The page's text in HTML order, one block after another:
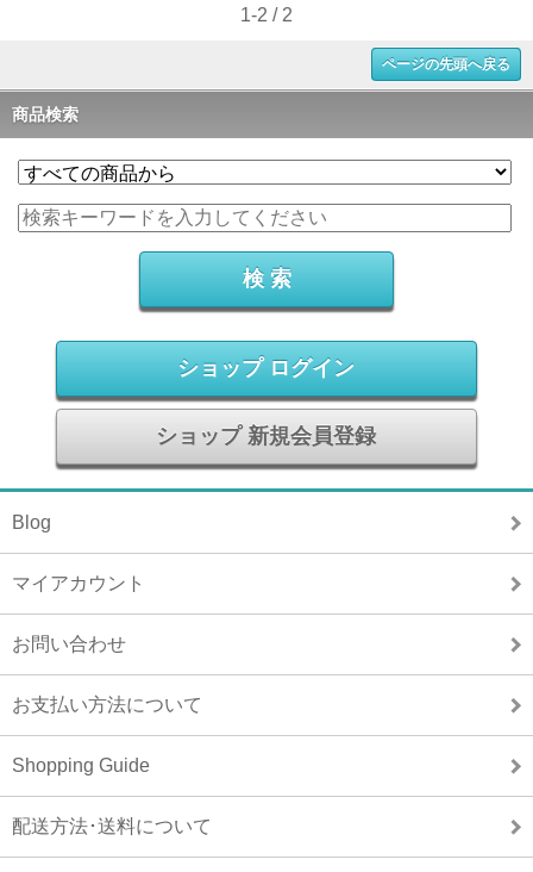
1-2 / 2
ページの先頭へ戻る
商品検索
ショップ ログイン
ショップ 新規会員登録
Blog
マイアカウント
お問い合わせ
お支払い方法について
Shopping Guide
配送方法･送料について